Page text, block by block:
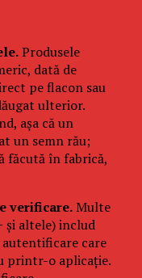
Produsele
dată de
pe flacon sau
ulterior.
așa că un
un semn rău;
făcută în fabrică,
verificare.Multe
și altele) includ
autentificare care
printr-o aplicație.